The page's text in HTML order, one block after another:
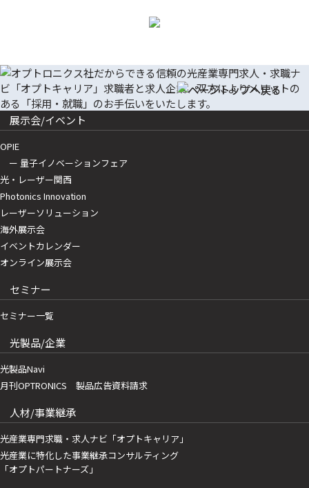
展示会/イベント
OPIE
ー 量子イノベーションフェア
光・レーザー関西
Photonics Innovation
レーザーソリューション
海外展示会
イベントカレンダー
オンライン展示会
セミナー
セミナー一覧
光製品/企業
光製品Navi
月刊OPTRONICS 製品広告資料請求
人材/事業継承
光産業専門求職・求人ナビ「オプトキャリア」
光産業に特化した事業継承コンサルティング
「オプトパートナーズ」